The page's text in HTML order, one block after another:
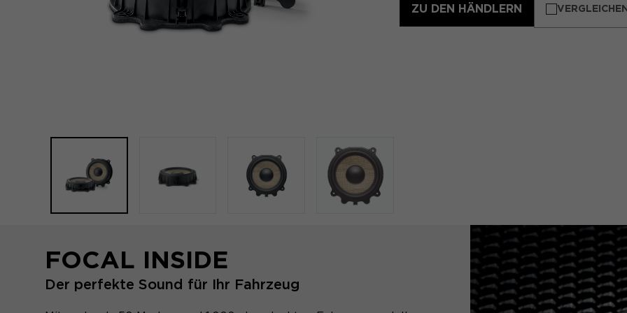
ZU DEN HÄNDLERN
FOCAL INSIDE
Der perfekte Sound für Ihr Fahrzeug